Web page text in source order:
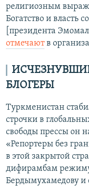
религиозным
Богатство и власть
[президента
отмечаютв
БЛОГЕРЫ
Туркменистан
строчки в
свободы прессы он
«Репортеры без
в этой закрытой
дифирамбам
Бердымухамедову и